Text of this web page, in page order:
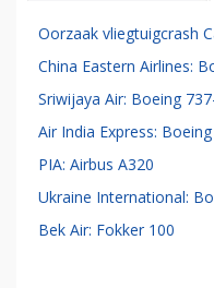
Oorzaak vliegtuigcrash
China Eastern Airlines:
Sriwijaya Air: Boeing
Air India Express:
PIA: Airbus A320
Ukraine International:
Bek Air: Fokker 100